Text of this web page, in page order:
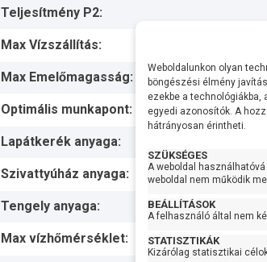
Teljesítmény P2:
Max Vízszállítás:
Max Emelőmagasság:
Optimális munkapont:
Lapátkerék anyaga:
Szivattyúház anyaga:
Tengely anyaga:
Max vízhőmérséklet:
Weboldalunkon olyan
böngészési élmény
ezekbe a
egyedi azonosítók. A
hátrányosan érintheti.
SZÜKSÉGES
A weboldal
weboldal nem működik
BEÁLLÍTÁSOK
A felhasználó által nem
STATISZTIKÁK
Kizárólag statisztikai